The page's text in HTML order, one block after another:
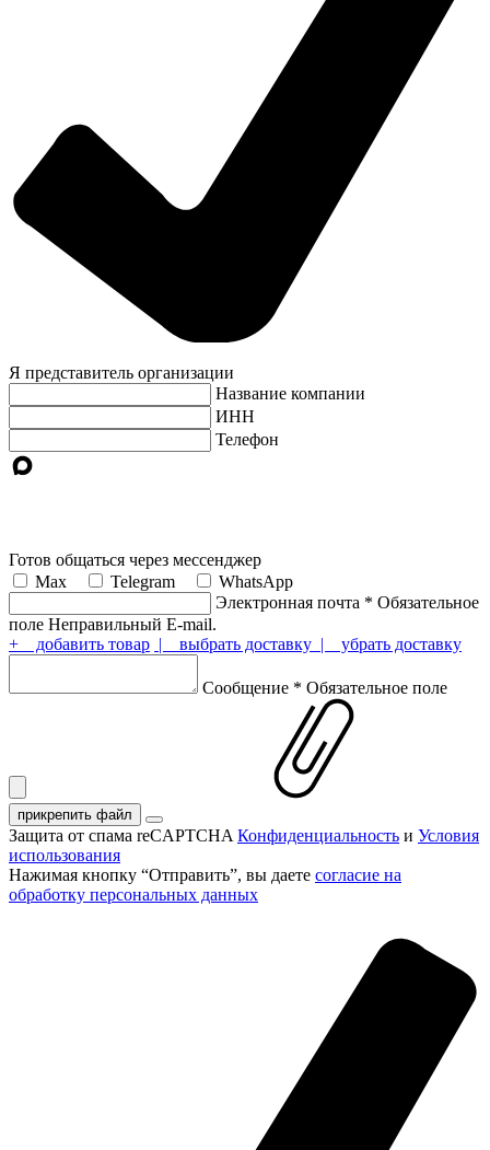
Я представитель организации
Название компании
ИНН
Телефон
Готов общаться через мессенджер
Max
Telegram
WhatsApp
Электронная почта * Обязательное
поле Неправильный E-mail.
+ добавить товар | выбрать доставку | убрать доставку
Сообщение * Обязательное поле
прикрепить файл
Защита от спама reCAPTCHA Конфиденциальность и Условия
использования
Нажимая кнопку “Отправить”, вы даете согласие на
обработку персональных данных